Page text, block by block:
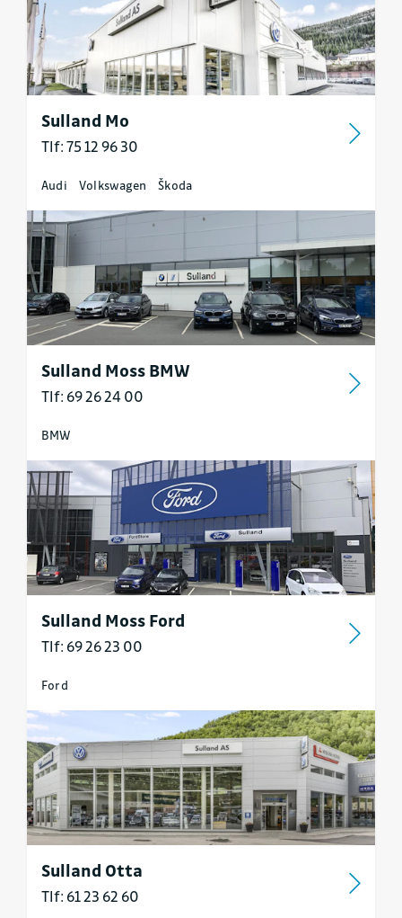
Sulland Mo
Tlf: 75 12 96 30
Audi Volkswagen Škoda
Sulland Moss BMW
Tlf: 69 26 24 00
BMW
Sulland Moss Ford
Tlf: 69 26 23 00
Ford
Sulland Otta
Tlf: 61 23 62 60